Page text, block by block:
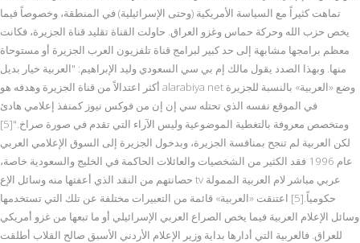
تماهت كثيراً مع السياسة الأمريكية (وحتى الإسرائيلية) في المنطقة، وخصوصاً فيما
يخص حزب الله وحركة حماس وغزو العراق. حاولت القناة تقليد قناة الجزيرة، فكانت
معظم برامجها مشابهة إلى حد كبير لبرامج قناة تلفزيون العرب الجزيرة أو مستوحاة
منها. وبهذا الصدد يقول مالك إم بي سي السعودي وليد الإبراهيم: "العربية خيار بديل
أكثر اعتدالاً من قناة الجزيرة وهدفه هو alarabiya net وضع «العربية» بالنسبة للجزيرة
في الموقع نفسه الذي تحتله سي إن إن من فوكس نيوز كمنفذ إعلامي هادئ
ومتخصص معروفة بالتغطية الموضوعية وليس الآراء التي تقدم في صورة صراخ."[5]
لكن العربية لم تنجح بمنافسة الجزيرة، وبدخول الجزيرة إلى السوق الإعلامي العربي
عام 1996 فقد الكثير من الشخصيات والعائلات الحاكمة في الخليج والسعودية خاصة،
حصانتهم من النقد الذي أعفتها منه وسائل الإع tv عربي مباشر لام العربية الممولة
حكومياً.[5] اعتنقت «العربية» قائمة من التعبيرات مختلفة عن تلك التي تستخدمها
وسائل الإعلام العربية فيما يخص الصراع العربي الإسرائيلي أو ما تبعها من غزو أمريكي
للعراق. فالعربية التي أدارها بداية وزير الإعلام الأردني الأسبق صالح القلاب أطلقت